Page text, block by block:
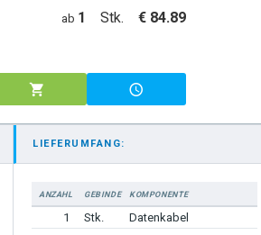
ab 1 Stk. € 84.89
LIEFERUMFANG:
ANZAHL GEBINDE KOMPONENTE
1
Stk. Datenkabel